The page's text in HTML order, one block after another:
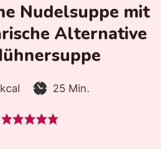
Nudelsuppe mit
Alternative
kcal Zubereitungszeit:
25Minuten
Min.